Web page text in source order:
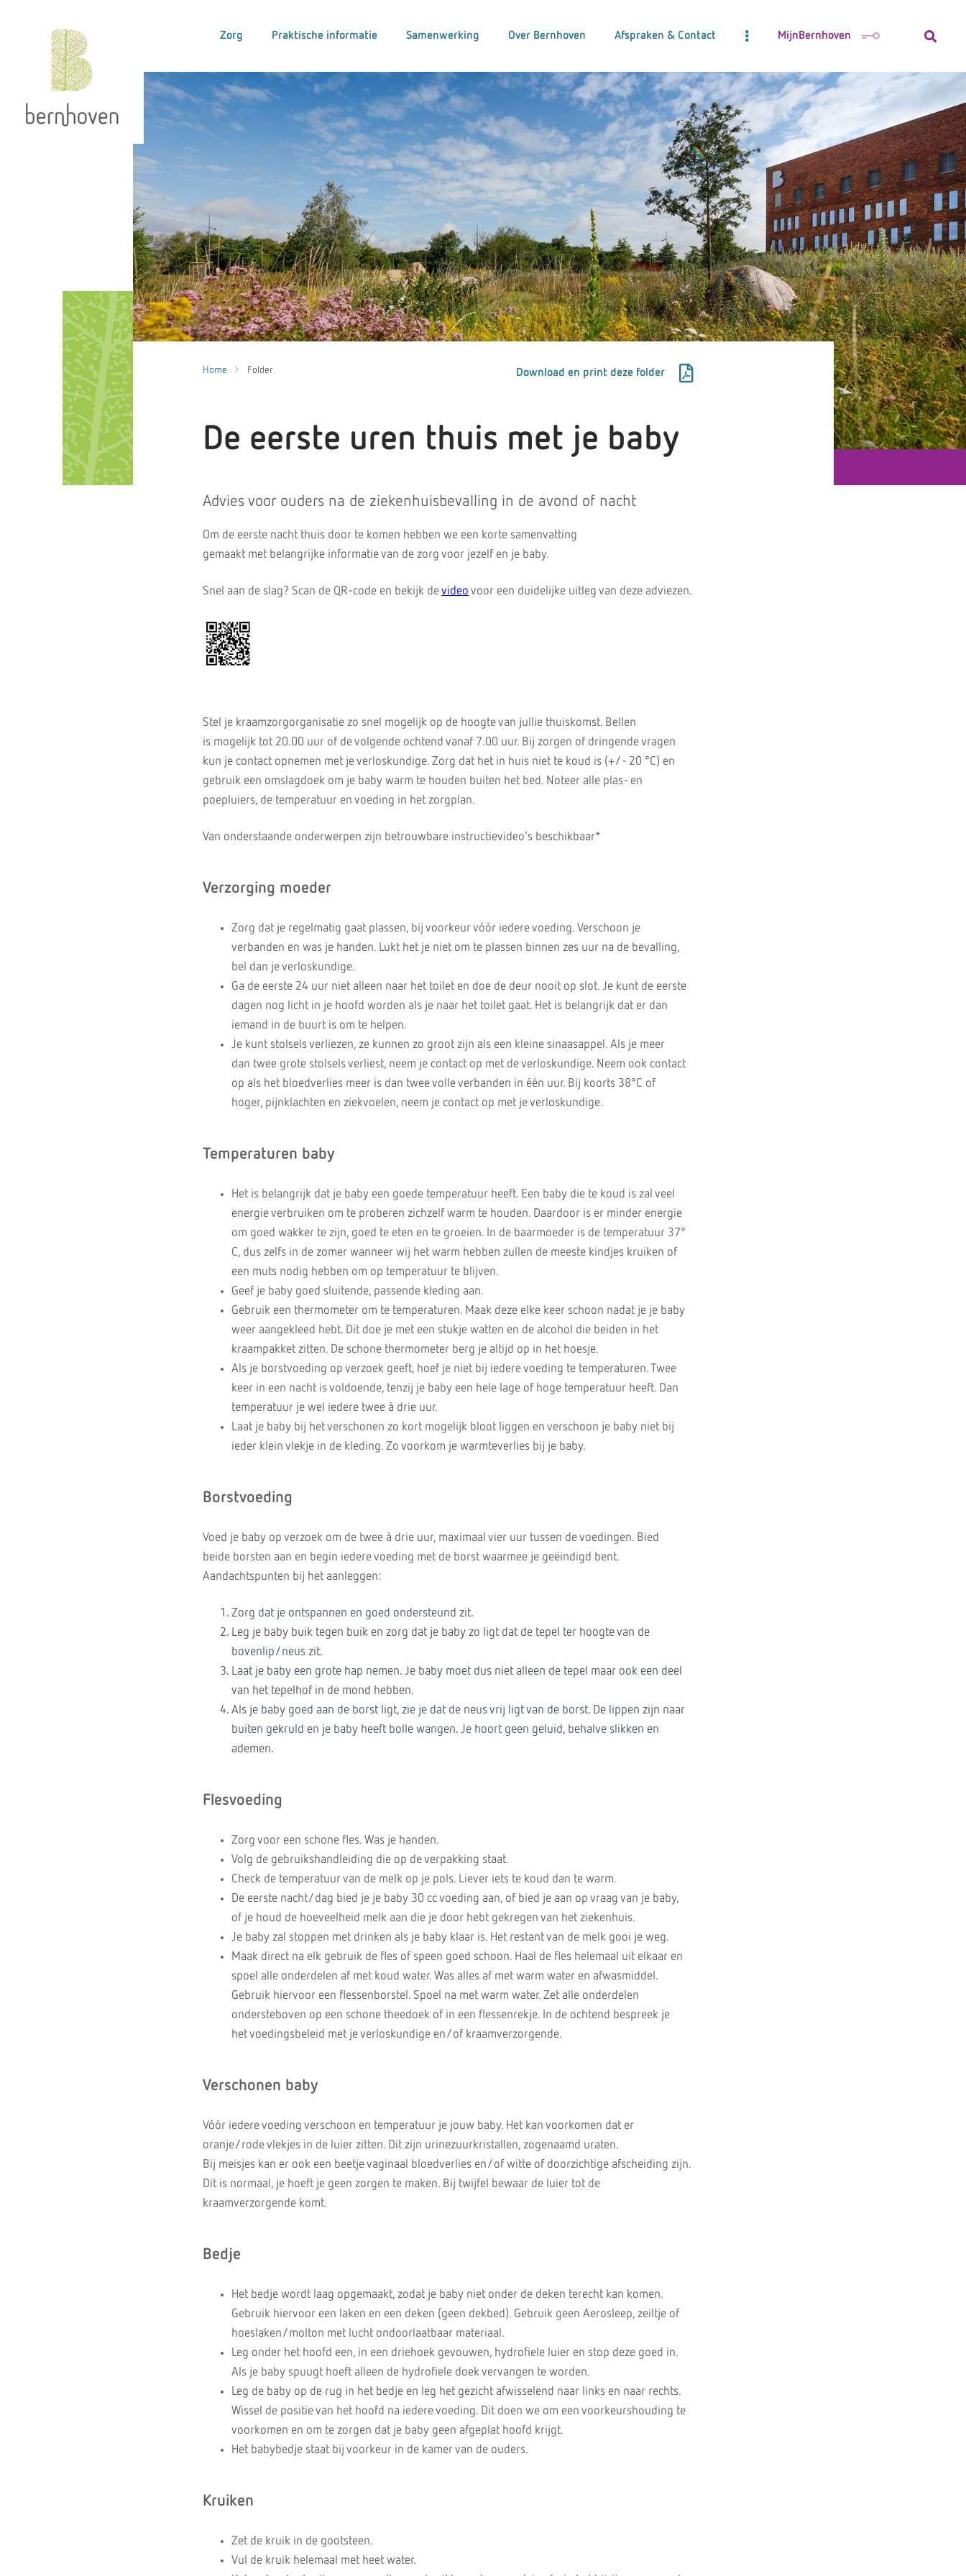
Zorg Praktische informatie Samenwerking Over Bernhoven Afspraken & Contact MijnBernhoven
Home Folder Download en print deze folder
De eerste uren thuis met je baby
Advies voor ouders na de ziekenhuisbevalling in de avond of nacht
Om de eerste nacht thuis door te komen hebben we een korte samenvatting
gemaakt met belangrijke informatie van de zorg voor jezelf en je baby.
Snel aan de slag? Scan de QR-code en bekijk devideo voor een duidelijke uitleg van deze adviezen.
Stel je kraamzorgorganisatie zo snel mogelijk op de hoogte van jullie thuiskomst. Bellen
is mogelijk tot 20.00 uur of de volgende ochtend vanaf 7.00 uur. Bij zorgen of dringende vragen
kun je contact opnemen met je verloskundige. Zorg dat het in huis niet te koud is (+/- 20 °C) en
gebruik een omslagdoek om je baby warm te houden buiten het bed. Noteer alle plas- en
poepluiers, de temperatuur en voeding in het zorgplan.
Van onderstaande onderwerpen zijn betrouwbare instructievideo’s beschikbaar*
Verzorging moeder
Zorg dat je regelmatig gaat plassen, bij voorkeur vóór iedere voeding. Verschoon je
verbanden en was je handen. Lukt het je niet om te plassen binnen zes uur na de bevalling,
bel dan je verloskundige.
Ga de eerste 24 uur niet alleen naar het toilet en doe de deur nooit op slot. Je kunt de eerste
dagen nog licht in je hoofd worden als je naar het toilet gaat. Het is belangrijk dat er dan
iemand in de buurt is om te helpen.
Je kunt stolsels verliezen, ze kunnen zo groot zijn als een kleine sinaasappel. Als je meer
dan twee grote stolsels verliest, neem je contact op met de verloskundige. Neem ook contact
op als het bloedverlies meer is dan twee volle verbanden in één uur. Bij koorts 38°C of
hoger, pijnklachten en ziekvoelen, neem je contact op met je verloskundige.
Temperaturen baby
Het is belangrijk dat je baby een goede temperatuur heeft. Een baby die te koud is zal veel
energie verbruiken om te proberen zichzelf warm te houden. Daardoor is er minder energie
om goed wakker te zijn, goed te eten en te groeien. In de baarmoeder is de temperatuur 37°
C, dus zelfs in de zomer wanneer wij het warm hebben zullen de meeste kindjes kruiken of
een muts nodig hebben om op temperatuur te blijven.
Geef je baby goed sluitende, passende kleding aan.
Gebruik een thermometer om te temperaturen. Maak deze elke keer schoon nadat je je baby
weer aangekleed hebt. Dit doe je met een stukje watten en de alcohol die beiden in het
kraampakket zitten. De schone thermometer berg je altijd op in het hoesje.
Als je borstvoeding op verzoek geeft, hoef je niet bij iedere voeding te temperaturen. Twee
keer in een nacht is voldoende, tenzij je baby een hele lage of hoge temperatuur heeft. Dan
temperatuur je wel iedere twee à drie uur.
Laat je baby bij het verschonen zo kort mogelijk bloot liggen en verschoon je baby niet bij
ieder klein vlekje in de kleding. Zo voorkom je warmteverlies bij je baby.
Borstvoeding
Voed je baby op verzoek om de twee à drie uur, maximaal vier uur tussen de voedingen. Bied
beide borsten aan en begin iedere voeding met de borst waarmee je geëindigd bent.
Aandachtspunten bij het aanleggen:
Zorg dat je ontspannen en goed ondersteund zit.
Leg je baby buik tegen buik en zorg dat je baby zo ligt dat de tepel ter hoogte van de
bovenlip/neus zit.
Laat je baby een grote hap nemen. Je baby moet dus niet alleen de tepel maar ook een deel
van het tepelhof in de mond hebben.
Als je baby goed aan de borst ligt, zie je dat de neus vrij ligt van de borst. De lippen zijn naar
buiten gekruld en je baby heeft bolle wangen. Je hoort geen geluid, behalve slikken en
ademen.
Flesvoeding
Zorg voor een schone fles. Was je handen.
Volg de gebruikshandleiding die op de verpakking staat.
Check de temperatuur van de melk op je pols. Liever iets te koud dan te warm.
De eerste nacht/dag bied je je baby 30 cc voeding aan, of bied je aan op vraag van je baby,
of je houd de hoeveelheid melk aan die je door hebt gekregen van het ziekenhuis.
Je baby zal stoppen met drinken als je baby klaar is. Het restant van de melk gooi je weg.
Maak direct na elk gebruik de fles of speen goed schoon. Haal de fles helemaal uit elkaar en
spoel alle onderdelen af met koud water. Was alles af met warm water en afwasmiddel.
Gebruik hiervoor een flessenborstel. Spoel na met warm water. Zet alle onderdelen
ondersteboven op een schone theedoek of in een flessenrekje. In de ochtend bespreek je
het voedingsbeleid met je verloskundige en/of kraamverzorgende.
Verschonen baby
Vóór iedere voeding verschoon en temperatuur je jouw baby. Het kan voorkomen dat er
oranje/rode vlekjes in de luier zitten. Dit zijn urinezuurkristallen, zogenaamd uraten.
Bij meisjes kan er ook een beetje vaginaal bloedverlies en/of witte of doorzichtige afscheiding zijn.
Dit is normaal, je hoeft je geen zorgen te maken. Bij twijfel bewaar de luier tot de
kraamverzorgende komt.
Bedje
Het bedje wordt laag opgemaakt, zodat je baby niet onder de deken terecht kan komen.
Gebruik hiervoor een laken en een deken (geen dekbed). Gebruik geen Aerosleep, zeiltje of
hoeslaken/molton met lucht ondoorlaatbaar materiaal.
Leg onder het hoofd een, in een driehoek gevouwen, hydrofiele luier en stop deze goed in.
Als je baby spuugt hoeft alleen de hydrofiele doek vervangen te worden.
Leg de baby op de rug in het bedje en leg het gezicht afwisselend naar links en naar rechts.
Wissel de positie van het hoofd na iedere voeding. Dit doen we om een voorkeurshouding te
voorkomen en om te zorgen dat je baby geen afgeplat hoofd krijgt.
Het babybedje staat bij voorkeur in de kamer van de ouders.
Kruiken
Zet de kruik in de gootsteen.
Vul de kruik helemaal met heet water.